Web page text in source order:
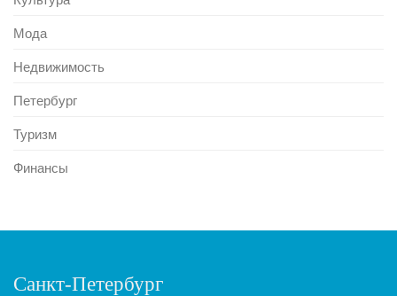
Мода
Недвижимость
Петербург
Туризм
Финансы
Санкт-Петербург